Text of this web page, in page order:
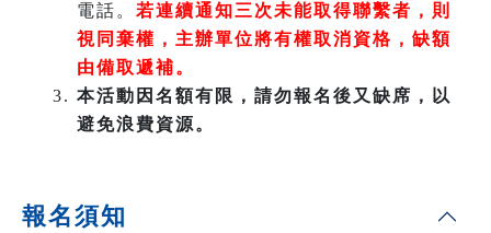
電話。 若連續通知三次未能取得聯繫者 ，則
視同 棄權 ，主辦單位將有權取消資格 ，缺額
由備取遞補。
本活動因名額有限，請勿報名後又缺席，以
避免浪費資源。
報名須知